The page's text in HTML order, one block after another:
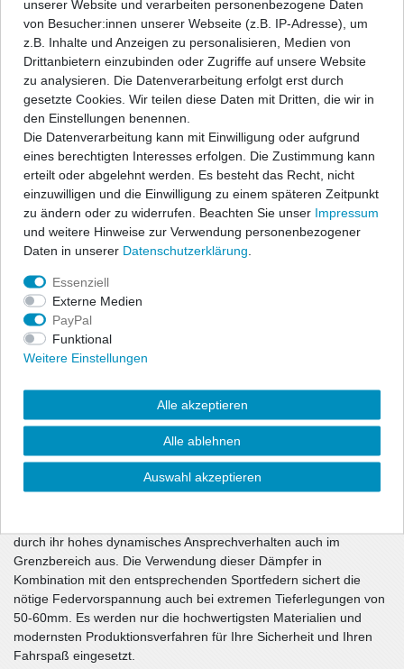
Angaben Produktsicherheit
ap Sportfahrwerke garantieren sportlichen Fahrspaß und
Sicherheit zu einem hervorragenden Preis-/Leistungsverhältnis.
Ein festes, fahrzeugspezifisches Dämpfersetup wird mit den
bewährten ap-Tieferlegungsfedern kombiniert zu einem
Komplettfahrwerk und erfüllt höchste Ansprüche.
Der Lieferumfang beschränkt sich auf die Federn und
Stoßdämpfer. Alle anderen Bauteile können vom vorhandenen
Serienfahrwerk übernommen werden, sofern sie nicht beschädigt
sind. Wir liefern diese Teile auf Anfrage auch gerne mit. In allen
Komplettfahrwerken werden die bewährten ap-Sportfedern in
progressiver Abstimmung sowie qualitativ hochwertige
Sportdämpfer eingesetzt. Die Nickbewegung beim Bremsen wird
stark reduziert und die Seitenneigungen bei Kurvenfahrten
wesentlich verbessert. Die abgestimmten Sportfahrwerke
übermitteln Ihnen eine direkte Rückmeldung des Fahrzustandes
Fahrdynamik. Freuen Sie sich über eine exzellente Straßenlage,
sportliche Optik und über eine gehörige Portion mehr Dynamik.
Die Dämpfercharakteristik und die Federrate wurden im
Fahrversuch wechselseitig optimiert. Die unmittelbar
ansprechenden Dämpfer haben gegenüber dem Serienfahrwerk
eine ca. 10-1getönt (durchsichtig) härtere Dämpfung und sorgen
durch ihr hohes dynamisches Ansprechverhalten auch im
Grenzbereich aus. Die Verwendung dieser Dämpfer in
Kombination mit den entsprechenden Sportfedern sichert die
nötige Federvorspannung auch bei extremen Tieferlegungen von
50-60mm. Es werden nur die hochwertigsten Materialien und
modernsten Produktionsverfahren für Ihre Sicherheit und Ihren
Fahrspaß eingesetzt.
unserer Website und verarbeiten personenbezogene Daten
von Besucher:innen unserer Webseite (z.B. IP-Adresse), um
z.B. Inhalte und Anzeigen zu personalisieren, Medien von
Drittanbietern einzubinden oder Zugriffe auf unsere Website
zu analysieren. Die Datenverarbeitung erfolgt erst durch
gesetzte Cookies. Wir teilen diese Daten mit Dritten, die wir in
den Einstellungen benennen.
Die Datenverarbeitung kann mit Einwilligung oder aufgrund
eines berechtigten Interesses erfolgen. Die Zustimmung kann
erteilt oder abgelehnt werden. Es besteht das Recht, nicht
einzuwilligen und die Einwilligung zu einem späteren Zeitpunkt
zu ändern oder zu widerrufen. Beachten Sie unser Impressum
und weitere Hinweise zur Verwendung personenbezogener
Daten in unserer Daten­schutz­erklärung
Essenziell
Externe Medien
PayPal
Funktional
Weitere Einstellungen
Alle akzeptieren
Alle ablehnen
Auswahl akzeptieren